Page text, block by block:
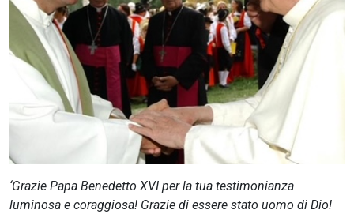
‘Grazie Papa Benedetto XVI per la tua testimonianza
luminosa e coraggiosa! Grazie di essere stato uomo di Dio!